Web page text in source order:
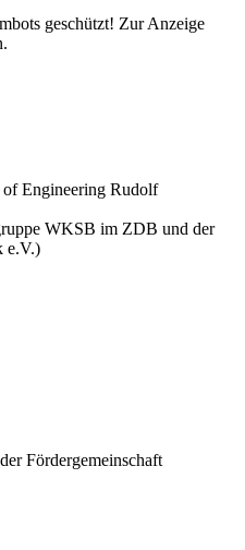
geschützt! Zur Anzeige
Engineering Rudolf
WKSB im ZDB und der
e.V.)
Fördergemeinschaft